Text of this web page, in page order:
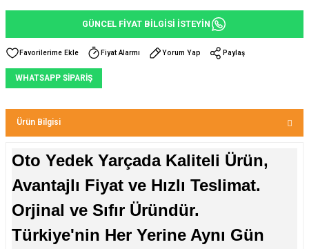
GÜNCEL FİYAT BİLGİSİ İSTEYİN
Fiyat Alarmı Yorum Yap Paylaş
WHATSAPP SİPARİŞ
Ürün Bilgisi
Oto Yedek Yarçada Kaliteli Ürün,
Avantajlı Fiyat ve Hızlı Teslimat.
Orjinal ve Sıfır Üründür.
Türkiye'nin Her Yerine Aynı Gün